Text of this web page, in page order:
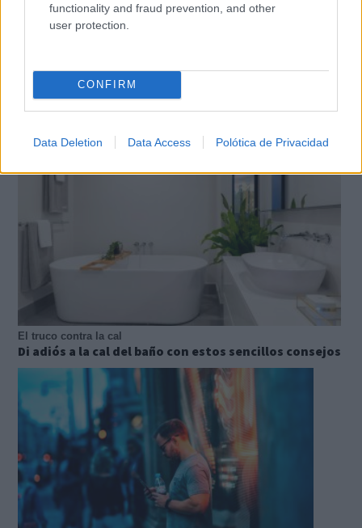
functionality and fraud prevention, and other
user protection.
CONFIRM
Data Deletion Data Access Polótica de Privacidad
Belleza indomable
El diamante que simboliza la feminidad indomable
El truco contra la cal
Di adiós a la cal del baño con estos sencillos consejos